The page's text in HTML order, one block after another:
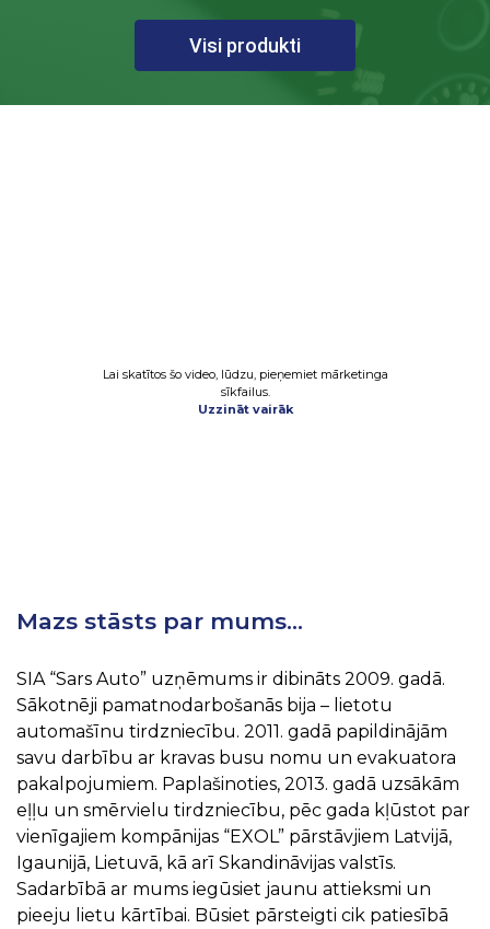
Visi produkti
Lai skatītos šo video, lūdzu, pieņemiet mārketinga
sīkfailus.
Uzzināt vairāk
Mazs stāsts par mums…
SIA “Sars Auto” uzņēmums ir dibināts 2009. gadā.
Sākotnēji pamatnodarbošanās bija – lietotu
automašīnu tirdzniecību. 2011. gadā papildinājām
savu darbību ar kravas busu nomu un evakuatora
pakalpojumiem. Paplašinoties, 2013. gadā uzsākām
eļļu un smērvielu tirdzniecību, pēc gada kļūstot par
vienīgajiem kompānijas “EXOL” pārstāvjiem Latvijā,
Igaunijā, Lietuvā, kā arī Skandināvijas valstīs.
Sadarbībā ar mums iegūsiet jaunu attieksmi un
pieeju lietu kārtībai. Būsiet pārsteigti cik patiesībā